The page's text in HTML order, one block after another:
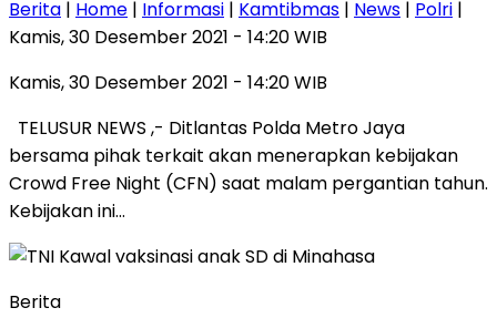
Berita | Home | Informasi | Kamtibmas | News | Polri |
Kamis, 30 Desember 2021 - 14:20 WIB
Kamis, 30 Desember 2021 - 14:20 WIB
TELUSUR NEWS ,- Ditlantas Polda Metro Jaya
bersama pihak terkait akan menerapkan kebijakan
Crowd Free Night (CFN) saat malam pergantian tahun.
Kebijakan ini…
Berita